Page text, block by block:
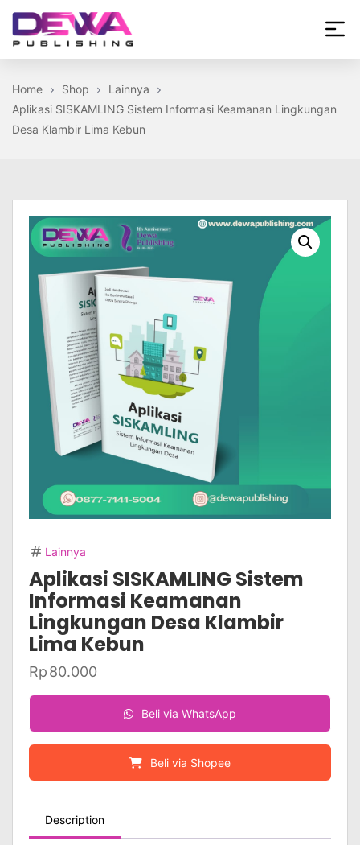
Skip
theDewa
Home
Shop
Lainnya
Aplikasi SISKAMLING Sistem Informasi Keamanan Lingkungan
Desa Klambir Lima Kebun
Lainnya
Aplikasi SISKAMLING Sistem
Informasi Keamanan
Lingkungan Desa Klambir
Lima Kebun
Rp80.000
Beli via WhatsApp
Beli via Shopee
Description